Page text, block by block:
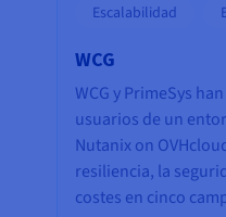
Escalabilidad
WCG
WCG y PrimeSys
usuarios de un
Nutanix on
resiliencia, la
costes en cinco